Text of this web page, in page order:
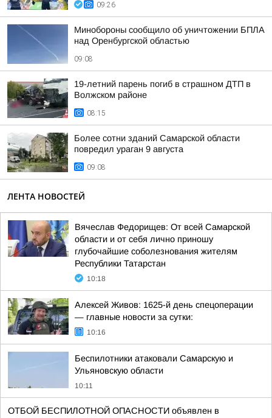
09:26
Минобороны сообщило об уничтожении БПЛА
над Оренбургской областью
09:08
19-летний парень погиб в страшном ДТП в
Волжском районе
08:15
Более сотни зданий Самарской области
повредил ураган 9 августа
09:08
ЛЕНТА НОВОСТЕЙ
Вячеслав Федорищев: От всей Самарской
области и от себя лично приношу
глубочайшие соболезнования жителям
Республики Татарстан
10:18
Алексей Живов: 1625-й день спецоперации
— главные новости за сутки:
10:16
Беспилотники атаковали Самарскую и
Ульяновскую области
10:11
ОТБОЙ БЕСПИЛОТНОЙ ОПАСНОСТИ объявлен в